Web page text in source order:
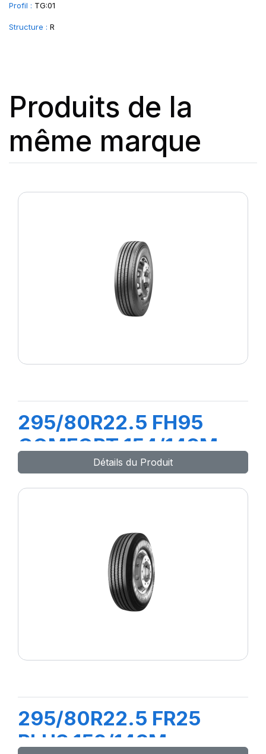
Profil : TG:01
Structure : R
Produits de la
même marque
295/80R22.5 FH95
COMFORT 154/149M
Détails du Produit
295/80R22.5 FR25
PLUS 152/148M